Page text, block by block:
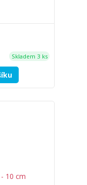
Skladem 3 ks